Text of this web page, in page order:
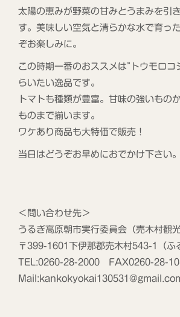
太陽の恵みが野菜の甘みとうまみを引
す。美味しい空気と清らかな水で育っ
ぞお楽しみに。
この時期一番のおススメは”トウモロコ
らいたい逸品です。
トマトも種類が豊富。甘味の強いもの
ものまで揃います。
ワケあり商品も大特価で販売！
当日はどうぞお早めにおでかけ下さい。
＜問い合わせ先＞
うるぎ高原朝市実行委員会（売木村観光
〒399-1601下伊那郡売木村543-1（ふ
TEL:0260-28-2000 FAX0260-28-